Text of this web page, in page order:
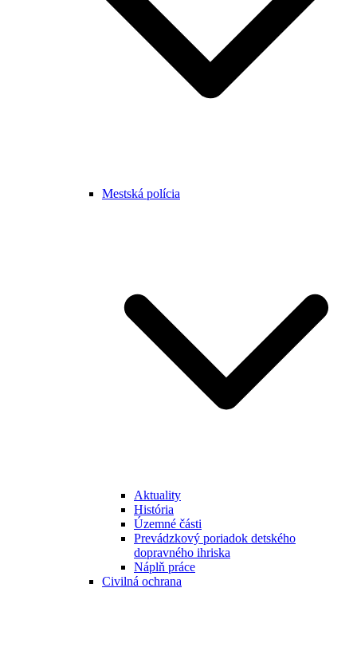
Mestská polícia
Aktuality
História
Územné části
Prevádzkový poriadok detského
dopravného ihriska
Náplň práce
Civilná ochrana